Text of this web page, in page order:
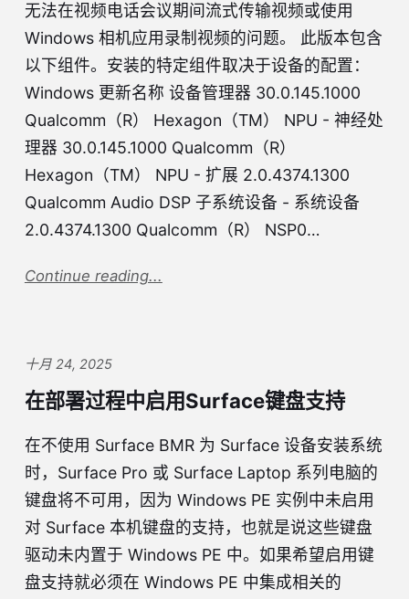
无法在视频电话会议期间流式传输视频或使用
Windows 相机应用录制视频的问题。 此版本包含
以下组件。安装的特定组件取决于设备的配置：
Windows 更新名称 设备管理器 30.0.145.1000
Qualcomm（R） Hexagon（TM） NPU - 神经处
理器 30.0.145.1000 Qualcomm（R）
Hexagon（TM） NPU - 扩展 2.0.4374.1300
Qualcomm Audio DSP 子系统设备 - 系统设备
2.0.4374.1300 Qualcomm（R） NSP0…
Continue reading...
十月 24, 2025
在部署过程中启用Surface键盘支持
在不使用 Surface BMR 为 Surface 设备安装系统
时，Surface Pro 或 Surface Laptop 系列电脑的
键盘将不可用，因为 Windows PE 实例中未启用
对 Surface 本机键盘的支持，也就是说这些键盘
驱动未内置于 Windows PE 中。如果希望启用键
盘支持就必须在 Windows PE 中集成相关的